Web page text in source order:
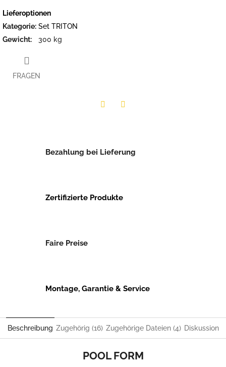
Lieferoptionen
Kategorie: Set TRITON
Gewicht: 300 kg
FRAGEN
Bezahlung bei Lieferung
Zertifizierte Produkte
Faire Preise
Montage, Garantie & Service
Beschreibung Zugehörig (16) Zugehörige Dateien (4) Diskussion
POOL FORM